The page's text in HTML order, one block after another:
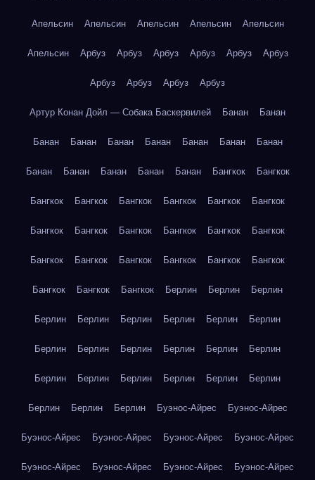
Апельсин Апельсин Апельсин Апельсин Апельсин
Апельсин Арбуз Арбуз Арбуз Арбуз Арбуз Арбуз
Арбуз Арбуз Арбуз Арбуз
Артур Конан Дойл — Собака Баскервилей Банан Банан
Банан Банан Банан Банан Банан Банан Банан
Банан Банан Банан Банан Банан Бангкок Бангкок
Бангкок Бангкок Бангкок Бангкок Бангкок Бангкок
Бангкок Бангкок Бангкок Бангкок Бангкок Бангкок
Бангкок Бангкок Бангкок Бангкок Бангкок Бангкок
Бангкок Бангкок Бангкок Берлин Берлин Берлин
Берлин Берлин Берлин Берлин Берлин Берлин
Берлин Берлин Берлин Берлин Берлин Берлин
Берлин Берлин Берлин Берлин Берлин Берлин
Берлин Берлин Берлин Буэнос-Айрес Буэнос-Айрес
Буэнос-Айрес Буэнос-Айрес Буэнос-Айрес Буэнос-Айрес
Буэнос-Айрес Буэнос-Айрес Буэнос-Айрес Буэнос-Айрес